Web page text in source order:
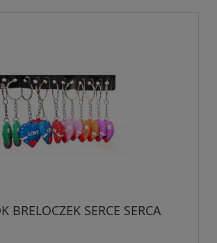
BRELOCZEK SERCE SERCA